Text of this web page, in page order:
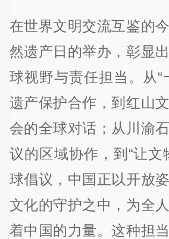
在世界文明交流互鉴的
然遗产日的举办，彰显
球视野与责任担当。从“
遗产保护合作，到红山
会的全球对话；从川渝
议的区域协作，到“让文
球倡议，中国正以开放
文化的守护之中，为全
着中国的力量。这种担